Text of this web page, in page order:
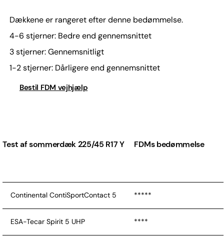
Dækkene er rangeret efter denne bedømmelse.
4-6 stjerner: Bedre end gennemsnittet
3 stjerner: Gennemsnitligt
1-2 stjerner: Dårligere end gennemsnittet
Bestil FDM vejhjælp
Test af sommerdæk 225/45 R17 Y FDMs bedømmelse
Continental ContiSportContact 5 *****
ESA-Tecar Spirit 5 UHP ****